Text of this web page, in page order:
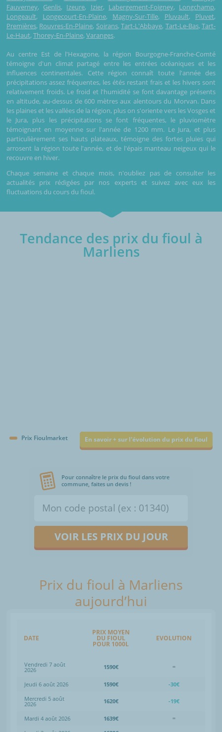
Fauverney, Genlis, Izeure, Izier, Labergement-Foigney, Longchamp,
Longeault, Longecourt-En-Plaine, Magny-Sur-Tille, Pluvault, Pluvet,
Premières, Rouvres-En-Plaine, Soirans,Tart-L'Abbaye, Tart-Le-Bas,Tart-
Le-Haut, Thorey-En-Plaine, Varanges.
Au centre Est de l'Hexagone, la région Bourgogne-Franche-Comté
témoigne d'un climat partagé entre les entrées océaniques et les
influences continentales. Cette région connaît toute l'année des
précipitations assez fréquentes, les étés restant frais et les hivers sont
relativement froids. Le froid et l'humidité se font davantage présents
en altitude, au-dessus de 600 mètres aux alentours du Morvan. Dans
les plaines et les vallées de la région, plus on s'oriente vers les Vosges et
le Jura, plus les précipitations se font fréquentes, le pluviomètre
témoignant en moyenne sur l'année de 1200 mm. Le Jura, et plus
particulièrement ses hauts plateaux, témoigne des fortes pluies qui
arrosent la région toute l'année, et de l'épais manteau neigeux qui le
recouvre en hiver.
Chaque semaine et chaque mois, n'oubliez pas de consulter les
actualités prix rédigées par nos experts et suivez avec eux les
fluctuations du cours du fioul.
Tendance des prix du fioul à
Marliens
Prix Fioulmarket En savoir + sur l'évolution du prix du fioul
Pour connaître le prix du fioul dans votre
commune, faites un devis !
VOIR LES PRIX DU JOUR
Prix du fioul à Marliens
aujourd’hui
DATE
PRIX MOYEN
DU FIOUL
POUR 1000L
EVOLUTION
Vendredi 7 août
2026 1590€ =
Jeudi 6 août 2026 1590€
-30€
Mercredi 5 août
2026 1620€ -19€
Mardi 4 août 2026 1639€
=